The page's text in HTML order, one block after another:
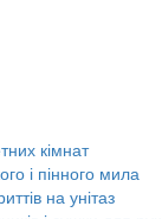
кімнат
і пінного мила
на унітаз